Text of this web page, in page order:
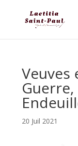
Veuves
20 Juil 2021